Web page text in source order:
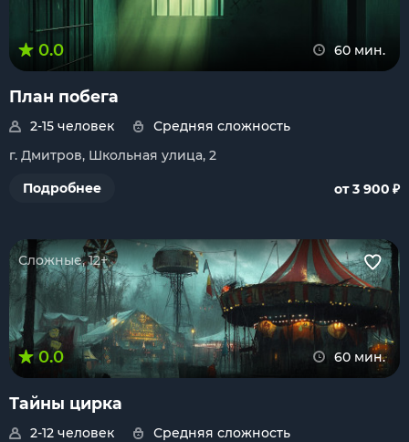
0.0 60 мин.
План побега
2-15 человек
Средняя сложность
г. Дмитров, Школьная улица, 2
Подробнее
от 3 900 ₽
Сложные, 12+
0.0 60 мин.
Тайны цирка
2-12 человек
Средняя сложность